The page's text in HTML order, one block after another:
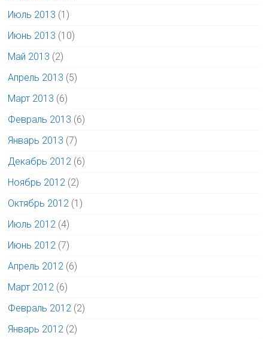
Июль 2013 (1)
Июнь 2013 (10)
Май 2013 (2)
Апрель 2013 (5)
Март 2013 (6)
Февраль 2013 (6)
Январь 2013 (7)
Декабрь 2012 (6)
Ноябрь 2012 (2)
Октябрь 2012 (1)
Июль 2012 (4)
Июнь 2012 (7)
Апрель 2012 (6)
Март 2012 (6)
Февраль 2012 (2)
Январь 2012 (2)